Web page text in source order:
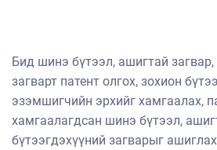
Бид шинэ бүтээл, ашигтай загвар,
загварт патент олгох, зохион
эзэмшигчийн эрхийг хамгаалах,
хамгаалагдсан шинэ бүтээл,
бүтээгдэхүүний загварыг